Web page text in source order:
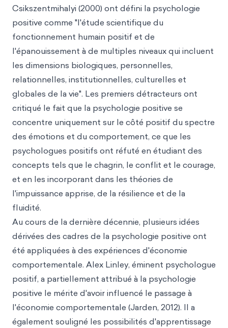
Csikszentmihalyi (2000) ont défini la psychologie
positive comme "l'étude scientifique du
fonctionnement humain positif et de
l'épanouissement à de multiples niveaux qui incluent
les dimensions biologiques, personnelles,
relationnelles, institutionnelles, culturelles et
globales de la vie". Les premiers détracteurs ont
critiqué le fait que la psychologie positive se
concentre uniquement sur le côté positif du spectre
des émotions et du comportement, ce que les
psychologues positifs ont réfuté en étudiant des
concepts tels que le chagrin, le conflit et le courage,
et en les incorporant dans les théories de
l'impuissance apprise, de la résilience et de la
fluidité.
Au cours de la dernière décennie, plusieurs idées
dérivées des cadres de la psychologie positive ont
été appliquées à des expériences d'économie
comportementale. Alex Linley, éminent psychologue
positif, a partiellement attribué à la psychologie
positive le mérite d'avoir influencé le passage à
l'économie comportementale (Jarden, 2012). Il a
également souligné les possibilités d'apprentissage